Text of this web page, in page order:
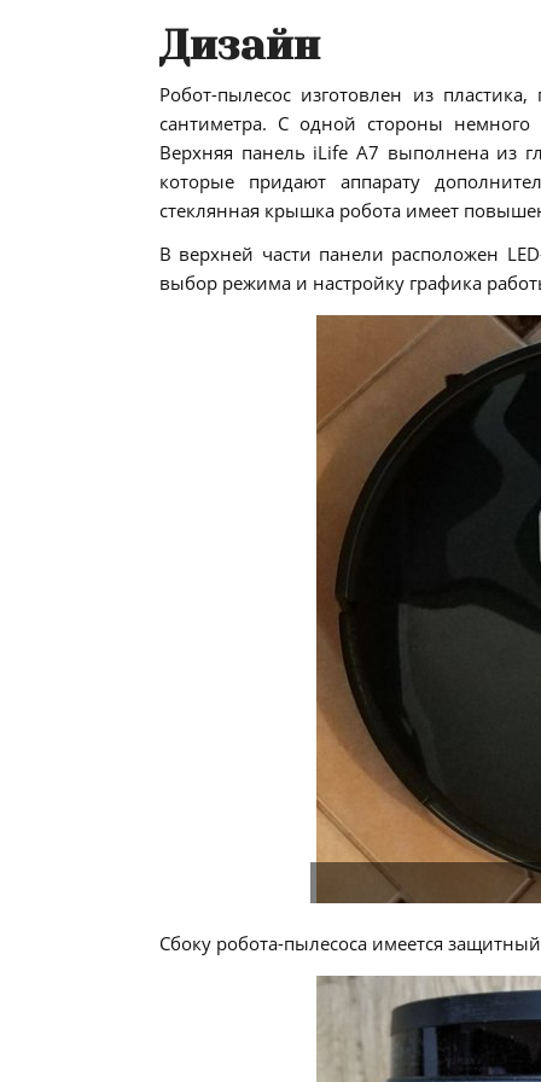
Дизайн
Робот-пылесос изготовлен из
сантиметра. С одной стороны
Верхняя панель iLife A7 выполнена из
которые придают аппарату
стеклянная крышка робота имеет
В верхней части панели расположен
выбор режима и настройку графика
Сбоку робота-пылесоса имеется